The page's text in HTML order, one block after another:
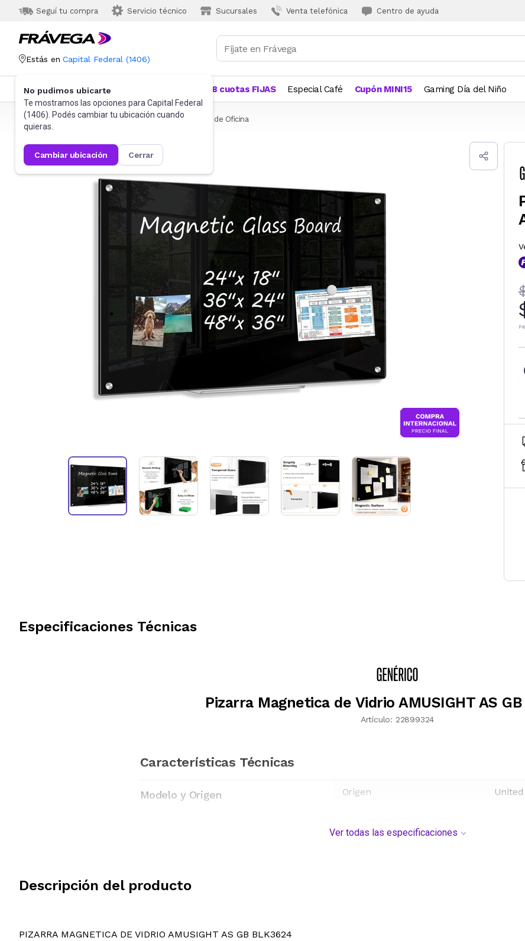
Seguí tu compra Servicio técnico Sucursales Venta telefónica Centro de ayuda
Estás en Capital Federal (1406)
No pudimos ubicarte
Te mostramos las opciones para Capital Federal
(1406). Podés cambiar tu ubicación cuando
quieras.
cambiar ubicación cerrar
Categorías Más Vendidos 18 cuotas FIJAS Especial Café Cupón MINI15 Gaming Día del Niño
Frávega Artículos de Librería y Papelería Artículos de Oficina
Especificaciones Técnicas
Pizarra Magnetica de Vidrio AMUSIGHT AS
Artículo: 22899324
Características Técnicas
Modelo y Origen Origen
Ver todas las especificaciones
Descripción del producto
PIZARRA MAGNETICA DE VIDRIO AMUSIGHT AS GB BLK3624